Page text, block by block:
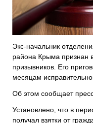
Экс-начальник
района Крыма признан
призывников. Его
месяцам
Об этом сообщает
Установлено, что в
получал взятки от